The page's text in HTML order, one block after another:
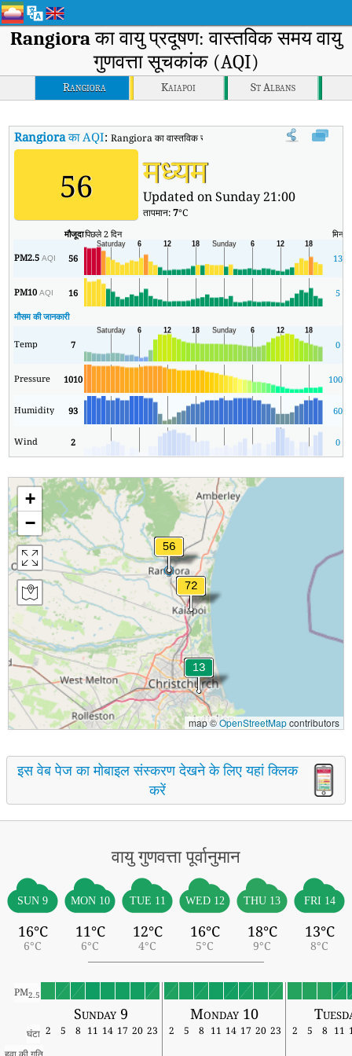
Rangioraका वायु प्रदूषण: वास्तविक समय वायु
गुणवत्ता सूचकांक (AQI)
Rangiora Kaiapoi St Albans
Rangioraका AQI:Rangiora का वास्तविक समय वायु गुणवत्ता सूचकांक (AQI)।
56 मध्यम
Updated on Sunday 21:00
तापमान:7°C
मौजूदापिछले 2 दिन मिन
PM2.5AQI 56 13
PM10AQI 16
5
मौसम की जानकारी
Temp 7 0
Pressure 1010 1008
Humidity 93 60
Wind 2 0
+
−
map ©OpenStreetMapcontributors
इस वेब पेज का मोबाइल संस्करण देखने के लिए यहां क्लिक
करें
वायु गुणवत्ता पूर्वानुमान
SUN 9
16°C
6°C
MON 10
11°C
6°C
TUE 11
12°C
4°C
WED 12
16°C
5°C
THU 13
18°C
9°C
FRI 14
13°C
8°C
PM2.5
Sunday 9 Monday 10
घंटा 2 5 8 11 14 17 20 23 2 5 8 11 14 17 20 23 2 5 8 11